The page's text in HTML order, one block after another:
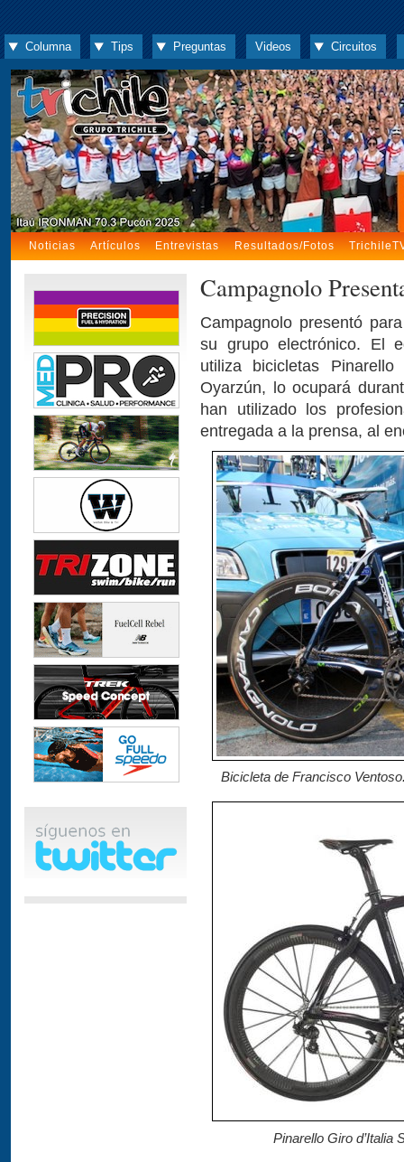
Columna Tips Preguntas Videos Circuitos
Noticias Artículos Entrevistas Resultados/Fotos
Campagnolo
Campagnolo presentó
su grupo electrónico. El
utiliza bicicletas
Oyarzún, lo ocupará
han utilizado los
entregada a la prensa, al
Bicicleta de Francisco
Pinarello Giro d’Italia